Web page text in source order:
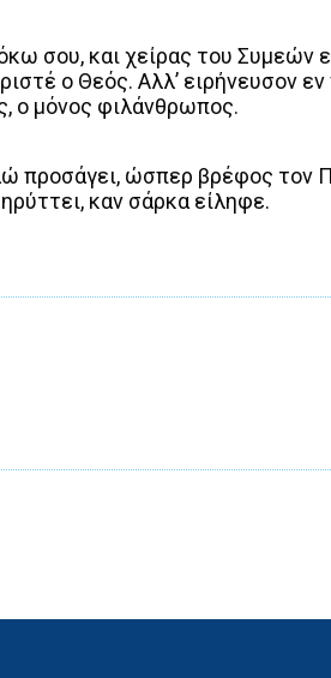
σου, και χείρας του Συμεών
ο Θεός. Αλλ’ ειρήνευσον εν
ο μόνος φιλάνθρωπος.
ώσπερ βρέφος τον
καν σάρκα είληφε.